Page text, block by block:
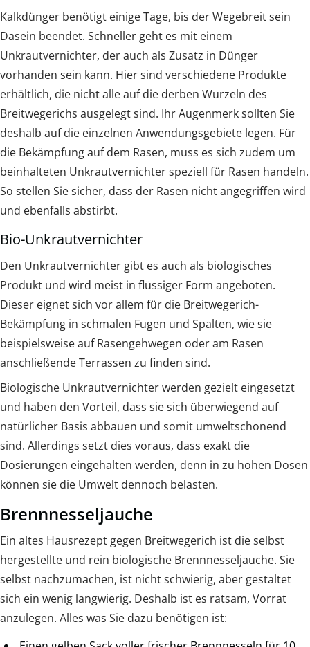
Kalkdünger benötigt einige Tage, bis der Wegebreit sein
Dasein beendet. Schneller geht es mit einem
Unkrautvernichter, der auch als Zusatz in Dünger
vorhanden sein kann. Hier sind verschiedene Produkte
erhältlich, die nicht alle auf die derben Wurzeln des
Breitwegerichs ausgelegt sind. Ihr Augenmerk sollten Sie
deshalb auf die einzelnen Anwendungsgebiete legen. Für
die Bekämpfung auf dem Rasen, muss es sich zudem um
beinhalteten Unkrautvernichter speziell für Rasen handeln.
So stellen Sie sicher, dass der Rasen nicht angegriffen wird
und ebenfalls abstirbt.
Bio-Unkrautvernichter
Den Unkrautvernichter gibt es auch als biologisches
Produkt und wird meist in flüssiger Form angeboten.
Dieser eignet sich vor allem für die Breitwegerich-
Bekämpfung in schmalen Fugen und Spalten, wie sie
beispielsweise auf Rasengehwegen oder am Rasen
anschließende Terrassen zu finden sind.
Biologische Unkrautvernichter werden gezielt eingesetzt
und haben den Vorteil, dass sie sich überwiegend auf
natürlicher Basis abbauen und somit umweltschonend
sind. Allerdings setzt dies voraus, dass exakt die
Dosierungen eingehalten werden, denn in zu hohen Dosen
können sie die Umwelt dennoch belasten.
Brennnesseljauche
Ein altes Hausrezept gegen Breitwegerich ist die selbst
hergestellte und rein biologische Brennnesseljauche. Sie
selbst nachzumachen, ist nicht schwierig, aber gestaltet
sich ein wenig langwierig. Deshalb ist es ratsam, Vorrat
anzulegen. Alles was Sie dazu benötigen ist: